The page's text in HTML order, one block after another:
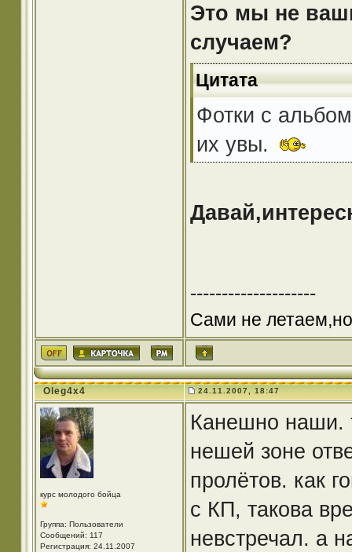
Это мы не
случаем?
Цитата
Фотки с
их увы.
--------------------
Сами не
Oleg4x4 24.11.2007, 18:47
курс молодого бойца
Группа: Пользователи
Сообщений: 117
Регистрация: 24.11.2007
Канешно наши.
нешей зоне
пролётов. как
с КП, такова
невстречал. а